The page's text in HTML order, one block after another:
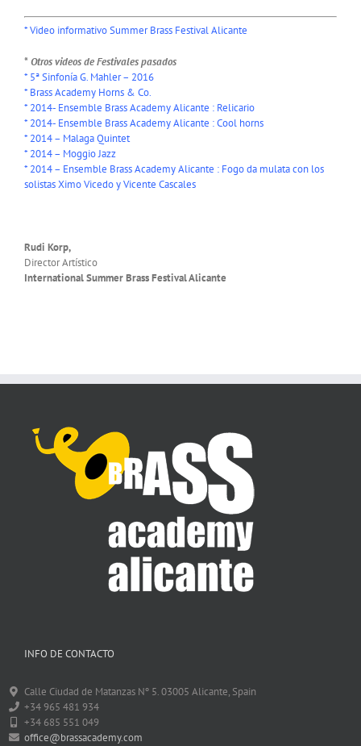
*Video informativo Summer Brass Festival Alicante
*Otros videos de Festivales pasados
* 5ª Sinfonía G. Mahler – 2016
* Brass Academy Horns & Co.
* 2014- Ensemble Brass Academy Alicante : Relicario
* 2014- Ensemble Brass Academy Alicante : Cool horns
* 2014 – Malaga Quintet
* 2014 – Moggio Jazz
* 2014 – Ensemble Brass Academy Alicante : Fogo da mulata con los
solistas Ximo Vicedo y Vicente Cascales
Rudi Korp,
Director Artístico
International Summer Brass Festival Alicante
INFO DE CONTACTO
Calle Ciudad de Matanzas Nº 5. 03005 Alicante, Spain
+34 965 481 934
+34 685 551 049
office@brassacademy.com